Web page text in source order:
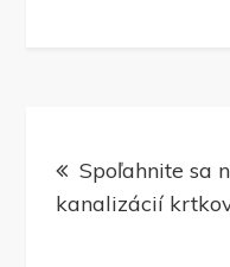
pro
Spoľahnite sa
kanalizácií